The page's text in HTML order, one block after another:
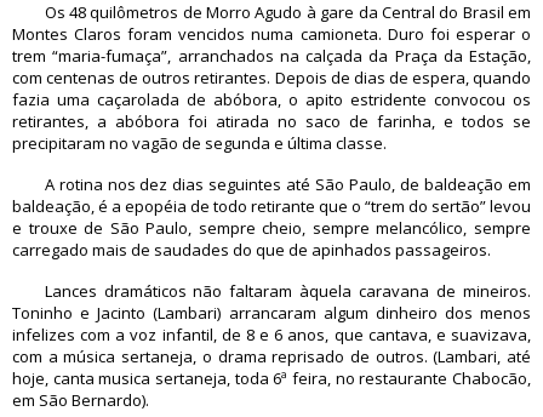
Os 48 quilômetros de Morro Agudo à gare da Central do Brasil em
Montes Claros foram vencidos numa camioneta. Duro foi esperar o
trem “maria-fumaça”, arranchados na calçada da Praça da Estação,
com centenas de outros retirantes. Depois de dias de espera, quando
fazia uma caçarolada de abóbora, o apito estridente convocou os
retirantes, a abóbora foi atirada no saco de farinha, e todos se
precipitaram no vagão de segunda e última classe.
A rotina nos dez dias seguintes até São Paulo, de baldeação em
baldeação, é a epopéia de todo retirante que o “trem do sertão” levou
e trouxe de São Paulo, sempre cheio, sempre melancólico, sempre
carregado mais de saudades do que de apinhados passageiros.
Lances dramáticos não faltaram àquela caravana de mineiros.
Toninho e Jacinto (Lambari) arrancaram algum dinheiro dos menos
infelizes com a voz infantil, de 8 e 6 anos, que cantava, e suavizava,
com a música sertaneja, o drama reprisado de outros. (Lambari, até
hoje, canta musica sertaneja, toda 6ª feira, no restaurante Chabocão,
em São Bernardo).